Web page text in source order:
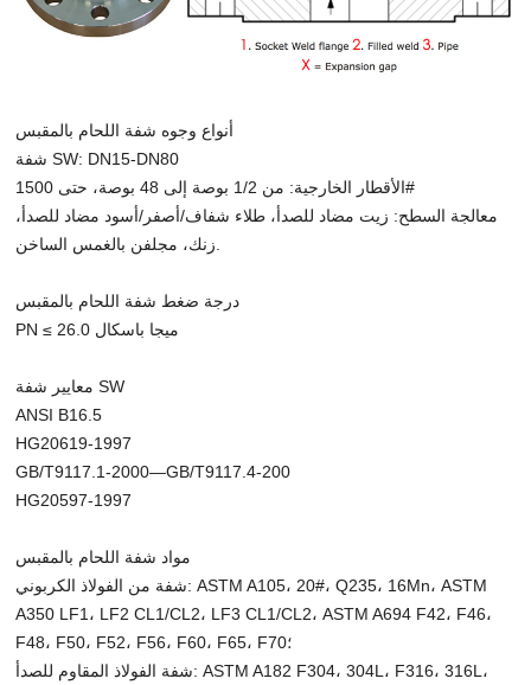
أنواع وجوه شفة اللحام بالمقبس
شفة SW: DN15-DN80
الأقطار الخارجية: من 1/2 بوصة إلى 48 بوصة، حتى 1500#
معالجة السطح: زيت مضاد للصدأ، طلاء شفاف/أصفر/أسود مضاد للصدأ،
درجة ضغط شفة اللحام بالمقبس
PN ≤ 26.0 ميجا باسكال
معايير شفة SW
ANSI B16.5
HG20619-1997
GB/T9117.1-2000—GB/T9117.4-200
HG20597-1997
مواد شفة اللحام بالمقبس
شفة من الفولاذ الكربوني: ASTM A105، 20#، Q235، 16Mn، ASTM
A350 LF1، LF2 CL1/CL2، LF3 CL1/CL2، ASTM A694 F42، F46،
F48، F50، F52، F56، F60، F65، F70؛
شفة الفولاذ المقاوم للصدأ: ASTM A182 F304، 304L، F316، 316L،